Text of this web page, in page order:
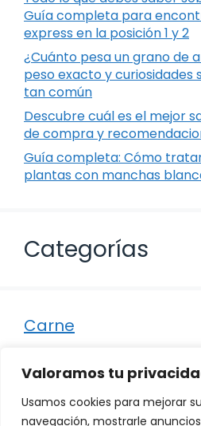
Valoramos tu
Usamos cookies para mejorar
navegación, mostrarle
Guía completa para
express en la posición 1 y 2
¿Cuánto pesa un grano de
peso exacto y
tan común
Descubre cuál es el mejor
de compra y
Guía completa: Cómo
plantas con manchas
Categorías
Carne
Otro